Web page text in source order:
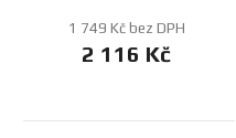
1 749 Kč bez DPH
2 116 Kč